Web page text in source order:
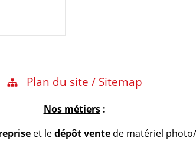
Plan du site / Sitemap
Nos métiers:
et ledépôt ventede matériel